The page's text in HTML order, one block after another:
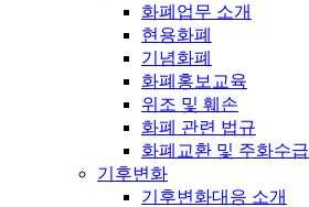
화폐업무 소개
현용화폐
기념화폐
화폐홍보교육
위조 및 훼손
화폐 관련 법규
화폐교환 및 주화수급
기후변화
기후변화대응 소개